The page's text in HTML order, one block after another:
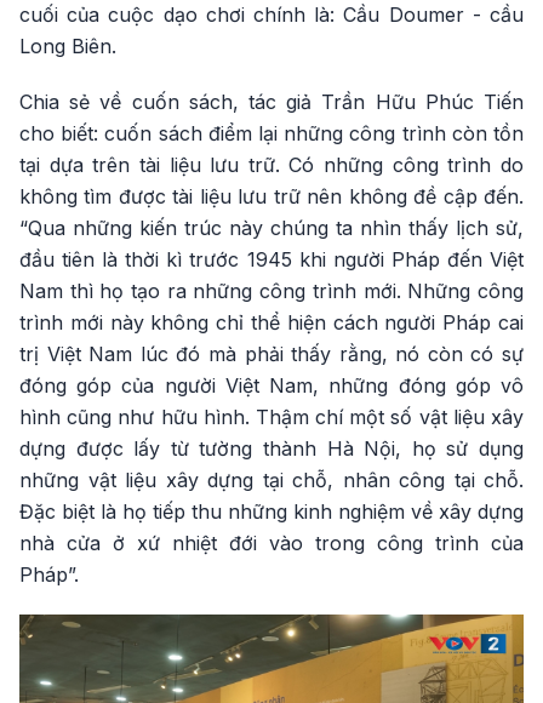
cuối của cuộc dạo chơi chính là: Cầu Doumer - cầu
Long Biên.
Chia sẻ về cuốn sách, tác giả Trần Hữu Phúc Tiến
cho biết: cuốn sách điểm lại những công trình còn tồn
tại dựa trên tài liệu lưu trữ. Có những công trình do
không tìm được tài liệu lưu trữ nên không đề cập đến.
“Qua những kiến trúc này chúng ta nhìn thấy lịch sử,
đầu tiên là thời kì trước 1945 khi người Pháp đến Việt
Nam thì họ tạo ra những công trình mới. Những công
trình mới này không chỉ thể hiện cách người Pháp cai
trị Việt Nam lúc đó mà phải thấy rằng, nó còn có sự
đóng góp của người Việt Nam, những đóng góp vô
hình cũng như hữu hình. Thậm chí một số vật liệu xây
dựng được lấy từ tường thành Hà Nội, họ sử dụng
những vật liệu xây dựng tại chỗ, nhân công tại chỗ.
Đặc biệt là họ tiếp thu những kinh nghiệm về xây dựng
nhà cửa ở xứ nhiệt đới vào trong công trình của
Pháp”.